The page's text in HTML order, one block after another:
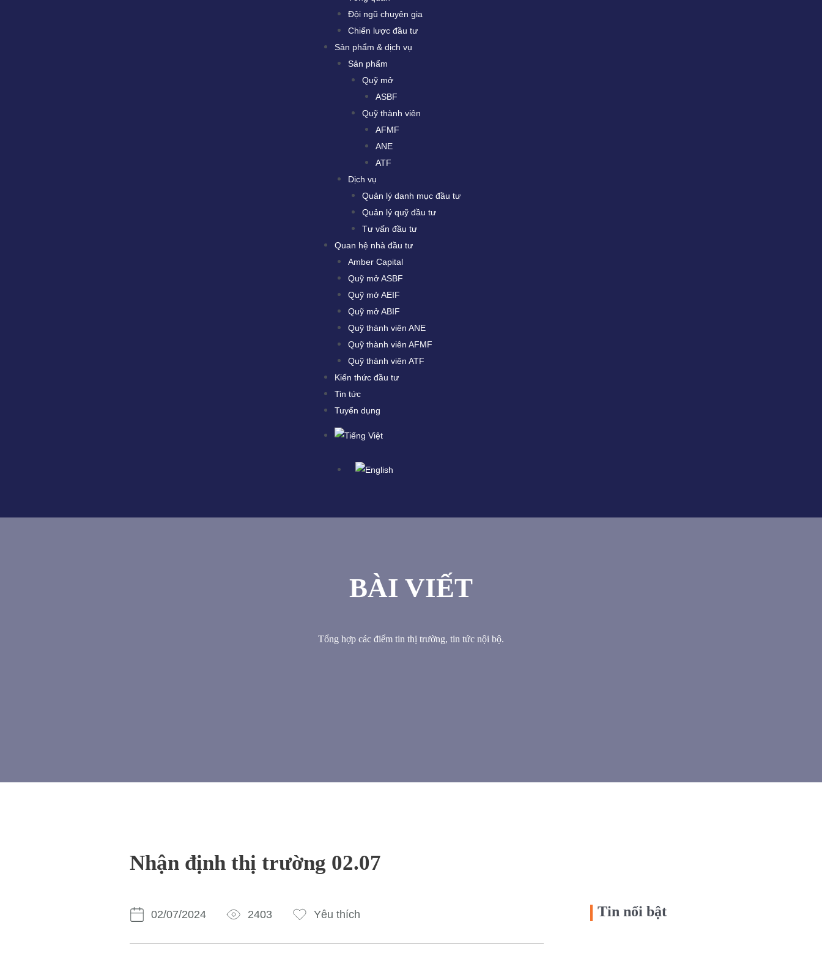
Đội ngũ chuyên gia
Chiến lược đầu tư
Sản phẩm & dịch vụ
Sản phẩm
Quỹ mở
ASBF
Quỹ thành viên
AFMF
ANE
ATF
Dịch vụ
Quản lý danh mục đầu tư
Quản lý quỹ đầu tư
Tư vấn đầu tư
Quan hệ nhà đầu tư
Amber Capital
Quỹ mở ASBF
Quỹ mở AEIF
Quỹ mở ABIF
Quỹ thành viên ANE
Quỹ thành viên AFMF
Quỹ thành viên ATF
Kiến thức đầu tư
Tin tức
Tuyển dụng
BÀI VIẾT
Tổng hợp các điểm tin thị trường, tin tức nội bộ.
Nhận định thị trường 02.07
02/07/2024 2403 Yêu thích Tin nổi bật